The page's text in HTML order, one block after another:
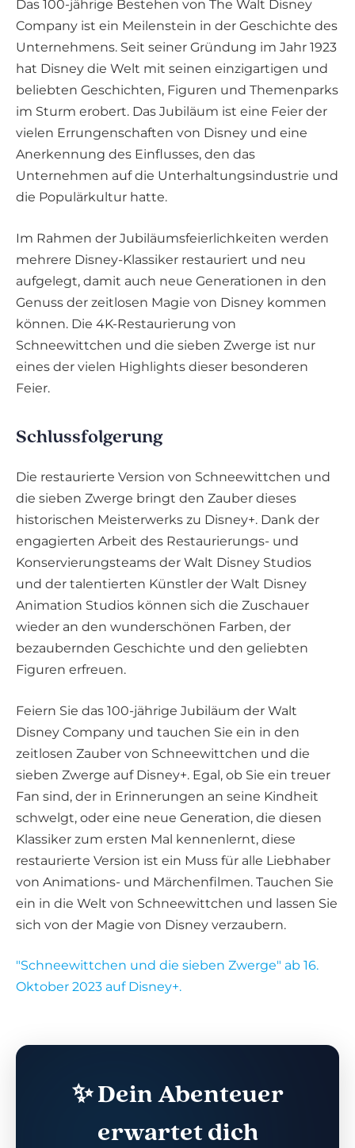
Das 100-jährige Bestehen von The Walt Disney
Company ist ein Meilenstein in der Geschichte des
Unternehmens. Seit seiner Gründung im Jahr 1923
hat Disney die Welt mit seinen einzigartigen und
beliebten Geschichten, Figuren und Themenparks
im Sturm erobert. Das Jubiläum ist eine Feier der
vielen Errungenschaften von Disney und eine
Anerkennung des Einflusses, den das
Unternehmen auf die Unterhaltungsindustrie und
die Populärkultur hatte.
Im Rahmen der Jubiläumsfeierlichkeiten werden
mehrere Disney-Klassiker restauriert und neu
aufgelegt, damit auch neue Generationen in den
Genuss der zeitlosen Magie von Disney kommen
können. Die 4K-Restaurierung von
Schneewittchen und die sieben Zwerge ist nur
eines der vielen Highlights dieser besonderen
Feier.
Schlussfolgerung
Die restaurierte Version von Schneewittchen und
die sieben Zwerge bringt den Zauber dieses
historischen Meisterwerks zu Disney+. Dank der
engagierten Arbeit des Restaurierungs- und
Konservierungsteams der Walt Disney Studios
und der talentierten Künstler der Walt Disney
Animation Studios können sich die Zuschauer
wieder an den wunderschönen Farben, der
bezaubernden Geschichte und den geliebten
Figuren erfreuen.
Feiern Sie das 100-jährige Jubiläum der Walt
Disney Company und tauchen Sie ein in den
zeitlosen Zauber von Schneewittchen und die
sieben Zwerge auf Disney+. Egal, ob Sie ein treuer
Fan sind, der in Erinnerungen an seine Kindheit
schwelgt, oder eine neue Generation, die diesen
Klassiker zum ersten Mal kennenlernt, diese
restaurierte Version ist ein Muss für alle Liebhaber
von Animations- und Märchenfilmen. Tauchen Sie
ein in die Welt von Schneewittchen und lassen Sie
sich von der Magie von Disney verzaubern.
"Schneewittchen und die sieben Zwerge" ab 16.
Oktober 2023 auf Disney+.
✨ Dein Abenteuer
erwartet dich